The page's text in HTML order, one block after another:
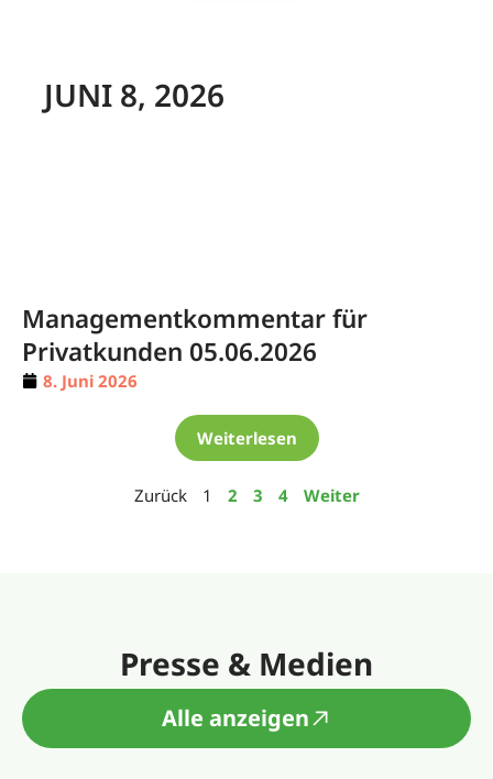
JUNI 8, 2026
Managementkommentar für
Privatkunden 05.06.2026
8. Juni 2026
Weiterlesen
Zurück 1 2 3 4 Weiter
Presse & Medien
Alle anzeigen